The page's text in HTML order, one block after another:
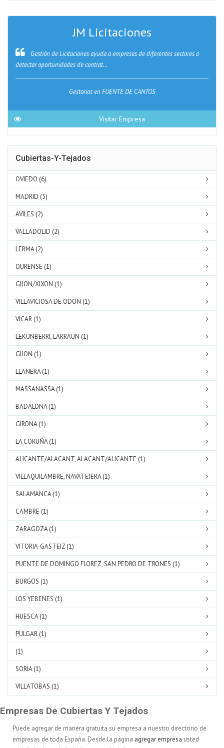
JM Licitaciones
Gestión de Licitaciones ayuda a empresas de diferentes sectores a
detectar oportunidades de contrat...
Gestorias en FUENTE DE CANTOS
Visitar Empresa
Cubiertas-Y-Tejados
OVIEDO (6)
MADRID (5)
AVILES (2)
VALLADOLID (2)
LERMA (2)
OURENSE (1)
GIJON/XIXON (1)
VILLAVICIOSA DE ODON (1)
VICAR (1)
LEKUNBERRI, LARRAUN (1)
GIJON (1)
LLANERA (1)
MASSANASSA (1)
BADALONA (1)
GIRONA (1)
LA CORUÑA (1)
ALICANTE/ALACANT, ALACANT/ALICANTE (1)
VILLAQUILAMBRE, NAVATEJERA (1)
SALAMANCA (1)
CAMBRE (1)
ZARAGOZA (1)
VITORIA-GASTEIZ (1)
PUENTE DE DOMINGO FLOREZ, SAN PEDRO DE TRONES (1)
BURGOS (1)
LOS YEBENES (1)
HUESCA (1)
PULGAR (1)
(1)
SORIA (1)
VILLATOBAS (1)
Empresas De Cubiertas Y Tejados
Puede agregar de manera gratuita su empresa a nuestro directorio de
empresas de toda España. Desde la página agregar empresa usted